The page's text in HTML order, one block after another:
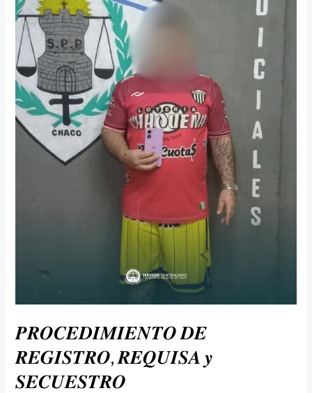
𝑷𝑹𝑶𝑪𝑬𝑫𝑰𝑴𝑰𝑬𝑵𝑻𝑶 𝑫𝑬
𝑹𝑬𝑮𝑰𝑺𝑻𝑹𝑶, 𝑹𝑬𝑸𝑼𝑰𝑺𝑨 𝒚
𝑺𝑬𝑪𝑼𝑬𝑺𝑻𝑹𝑶
𝑹𝑬𝑸𝑼𝑰𝑺𝑨
𝑺𝑬𝑪𝑼𝑬𝑺𝑻𝑹𝑶